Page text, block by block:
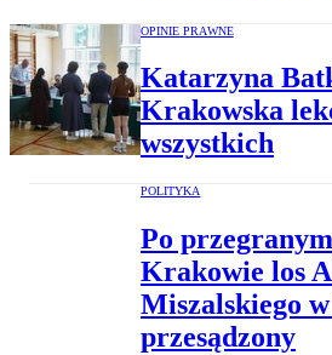
OPINIE PRAWNE
Katarzyna
Krakowska
wszystkich
POLITYKA
Po
Krakowie los
Miszalskiego
przesądzony